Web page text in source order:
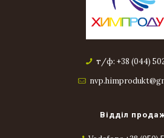
т/ф: +38 (044)
Відділ